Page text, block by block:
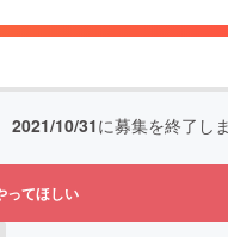
2021/10/31に募集を終了し
ってほしい